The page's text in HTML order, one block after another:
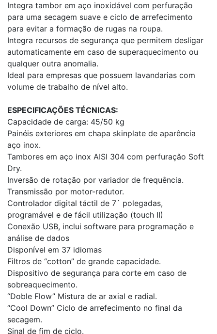
Integra tambor em aço inoxidável com perfuração
para uma secagem suave e ciclo de arrefecimento
para evitar a formação de rugas na roupa.
Integra recursos de segurança que permitem desligar
automaticamente em caso de superaquecimento ou
qualquer outra anomalia.
Ideal para empresas que possuem lavandarias com
volume de trabalho de nível alto.
ESPECIFICAÇÕES TÉCNICAS:
Capacidade de carga: 45/50 kg
Painéis exteriores em chapa skinplate de aparência
aço inox.
Tambores em aço inox AISI 304 com perfuração Soft
Dry.
Inversão de rotação por variador de frequência.
Transmissão por motor-redutor.
Controlador digital táctil de 7´ polegadas,
programável e de fácil utilização (touch II)
Conexão USB, inclui software para programação e
análise de dados
Disponível em 37 idiomas
Filtros de “cotton” de grande capacidade.
Dispositivo de segurança para corte em caso de
sobreaquecimento.
“Doble Flow” Mistura de ar axial e radial.
“Cool Down” Ciclo de arrefecimento no final da
secagem.
Sinal de fim de ciclo.